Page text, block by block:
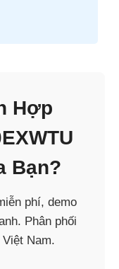
Hợp
Bạn?
phí, demo
Phân phối
Nam.